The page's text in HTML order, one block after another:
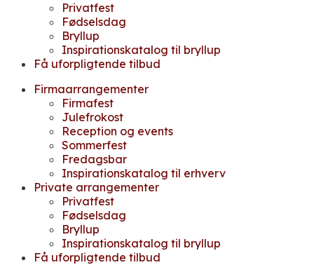
Privatfest
Fødselsdag
Bryllup
Inspirationskatalog til bryllup
Få uforpligtende tilbud
Firmaarrangementer
Firmafest
Julefrokost
Reception og events
Sommerfest
Fredagsbar
Inspirationskatalog til erhverv
Private arrangementer
Privatfest
Fødselsdag
Bryllup
Inspirationskatalog til bryllup
Få uforpligtende tilbud